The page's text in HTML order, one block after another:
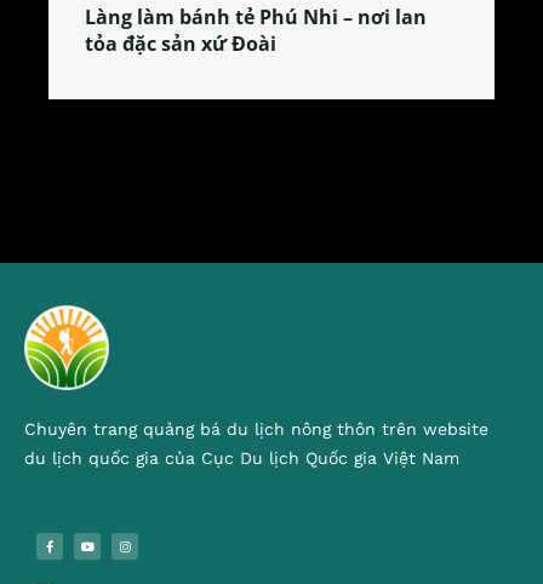
Làng làm bánh tẻ Phú Nhi – nơi lan
tỏa đặc sản xứ Đoài
Chuyên trang quảng bá du lịch nông thôn trên website
du lịch quốc gia của Cục Du lịch Quốc gia Việt Nam